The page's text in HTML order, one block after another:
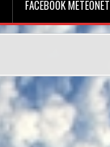
FACEBOOK METEONET